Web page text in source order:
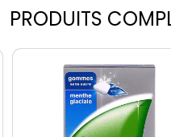
PRODUITS